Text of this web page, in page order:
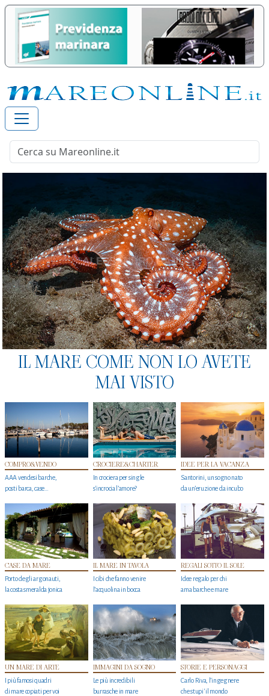
IL MARE COME NON LO AVETE
MAI VISTO
COMPRO&VENDO
AAA vendesi barche,
posti barca, case…
CROCIERE&CHARTER
In crociera per single
s'incrocia l’amore?
IDEE PER LA VACANZA
Santorini, un sogno nato
da un’eruzione da incubo
CASE DA MARE
Porto degli argonauti,
la costa smeralda jonica
IL MARE IN TAVOLA
I cibi che fanno venire
l’acquolina in bocca
REGALI SOTTO IL SOLE
Idee regalo per chi
ama barche e mare
UN MARE DI ARTE
I più famosi quadri
di mare copiati per voi
IMMAGINI DA SOGNO
Le più incredibili
burrasche in mare
STORIE E PERSONAGGI
Carlo Riva, l’ingegnere
che stupi' il mondo